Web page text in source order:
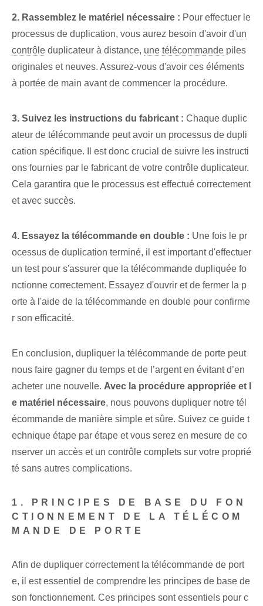
2. Rassemblez le matériel nécessaire : Pour effectuer le
processus de duplication, vous aurez besoin d'avoir d'un
contrôle duplicateur à distance, une télécommande ⁢piles
originales et neuves. Assurez-vous d'avoir ces éléments
à portée de main avant de commencer la procédure.
3. Suivez les instructions du fabricant : Chaque duplic
ateur de télécommande peut avoir un processus de dupli
cation spécifique. Il est donc crucial de suivre les instructi
ons fournies par le fabricant de votre contrôle duplicateur.
Cela garantira que le processus est effectué correctement
et avec succès.
4. Essayez la télécommande en double : ⁣Une fois le pr
ocessus de duplication terminé, il est important d'effectuer
un⁢ test pour s'assurer que la télécommande dupliquée fo
nctionne⁢ correctement. Essayez ⁢d'ouvrir et de fermer la p
orte à l'aide‌ de la télécommande en double⁢ pour confirme
r son efficacité.
En conclusion, dupliquer la télécommande de porte peut
nous faire gagner du temps et de l’argent en évitant d’en
acheter une nouvelle. Avec la procédure appropriée et l
e matériel nécessaire,⁤ nous pouvons dupliquer notre tél
écommande de manière simple et sûre. Suivez ce guide t
echnique étape par étape et vous serez en mesure de co
nserver un accès et un contrôle complets sur votre proprié
té sans autres complications.
1. PRINCIPES DE BASE DU FON
CTIONNEMENT DE LA TÉLÉCOM
MANDE DE PORTE
Afin de dupliquer correctement la télécommande de port
e, il est essentiel de comprendre les principes de base de
son fonctionnement. Ces principes sont essentiels pour c